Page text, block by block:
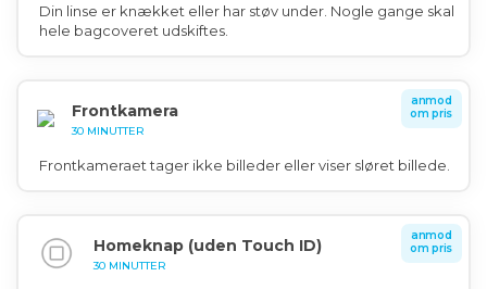
Din linse er knækket eller har støv under. Nogle gange skal
hele bagcoveret udskiftes.
Frontkamera
30 MINUTTER
anmod
om pris
Frontkameraet tager ikke billeder eller viser sløret billede.
Homeknap (uden Touch ID)
30 MINUTTER
anmod
om pris